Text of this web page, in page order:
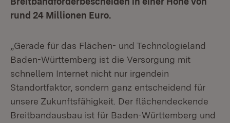
rund 24 Millionen Euro.
„Gerade für das Flächen- und Technologieland
Baden-Württemberg ist die Versorgung mit
schnellem Internet nicht nur irgendein
Standortfaktor, sondern ganz entscheidend für
unsere Zukunftsfähigkeit. Der flächendeckende
Breitbandausbau ist für Baden-Württemberg und